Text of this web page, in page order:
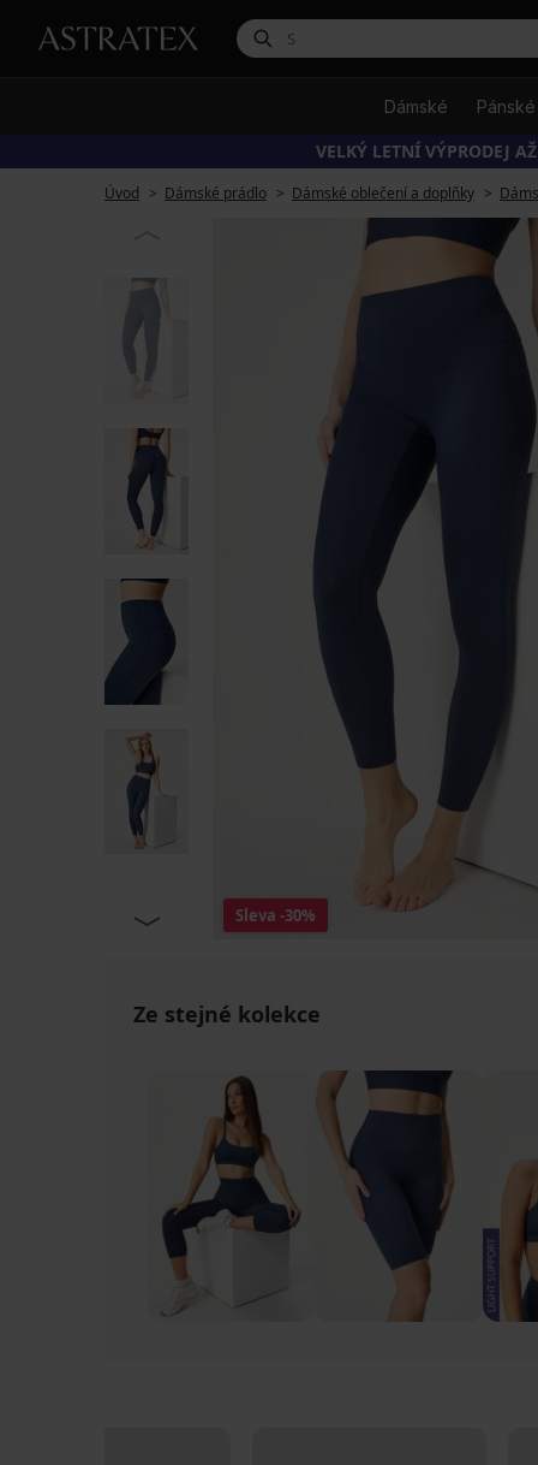
Dámské Pánské
VELKÝ LETNÍ VÝPRODEJ
Úvod Dámské prádlo Dámské oblečení a doplňky
Sleva -30%
Ze stejné kolekce